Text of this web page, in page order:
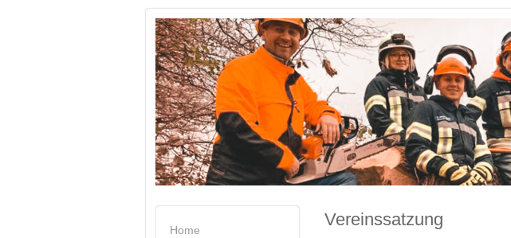
Home
Vereinssatzung